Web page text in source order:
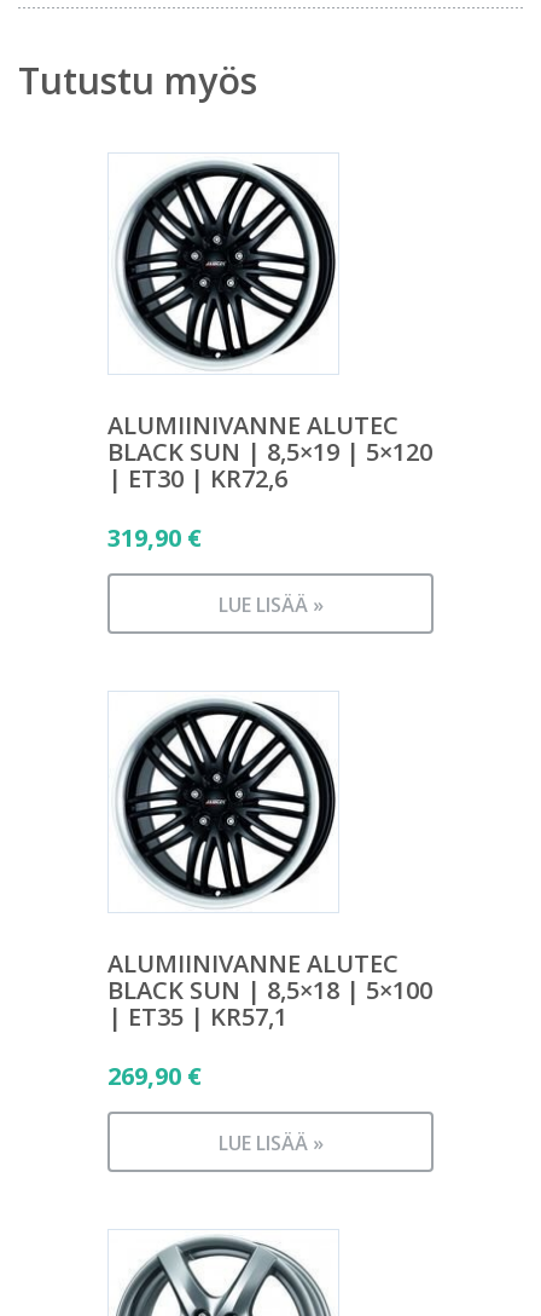
Tutustu myös
ALUMIINIVANNE ALUTEC
BLACK SUN | 8,5×19 | 5×120
| ET30 | KR72,6
319,90 €
LUE LISÄÄ »
ALUMIINIVANNE ALUTEC
BLACK SUN | 8,5×18 | 5×100
| ET35 | KR57,1
269,90 €
LUE LISÄÄ »